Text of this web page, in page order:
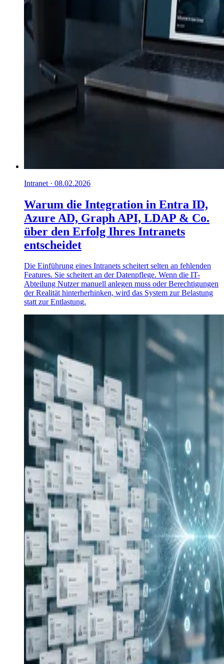
Intranet · 08.02.2026
Warum die Integration in Entra ID,
Azure AD, Graph API, LDAP & Co.
über den Erfolg Ihres Intranets
entscheidet
Die Einführung eines Intranets scheitert selten an fehlenden
Features. Sie scheitert an der Datenpflege. Wenn die IT-
Abteilung Nutzer manuell anlegen muss oder Berechtigungen
der Realität hinterherhinken, wird das System zur Belastung
statt zur Entlastung.